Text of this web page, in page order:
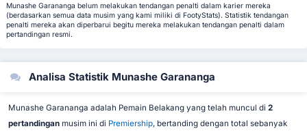
Munashe Garananga belum melakukan tendangan penalti dalam karier mereka
(berdasarkan semua data musim yang kami miliki di FootyStats). Statistik tendangan
penalti mereka akan diperbarui begitu mereka melakukan tendangan penalti dalam
pertandingan resmi.
Analisa Statistik Munashe Garananga
Munashe Garananga adalah Pemain Belakang yang telah muncul di 2
pertandinganmusim ini di Premiership, bertanding dengan total sebanyak